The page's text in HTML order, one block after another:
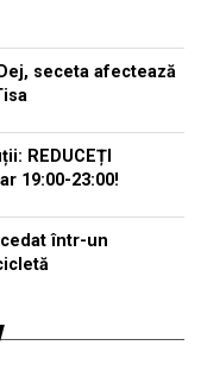
seceta afectează
REDUCEȚI
19:00-23:00!
într-un